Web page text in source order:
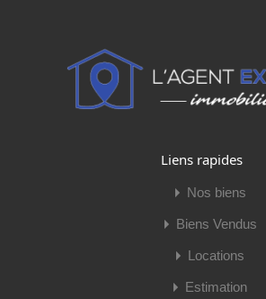
GAZ À EFFET DE SERRE:
VALEUR GAZ À EFFET DE SERRE
Liens rapides
Nos biens
Biens Vendus
Locations
Estimation